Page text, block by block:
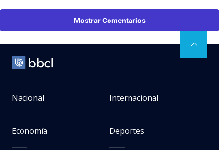
Mostrar Comentarios
Nacional Internacional
Economía Deportes